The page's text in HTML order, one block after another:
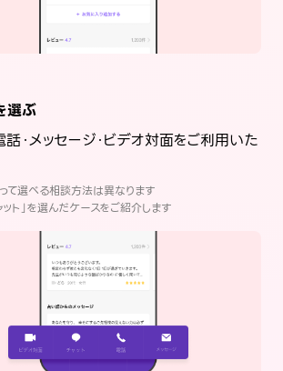
選ぶ
話・メッセージ・ビデオ対面をご利用いた
て選べる相談方法は異なります
ト」を選んだケースをご紹介します